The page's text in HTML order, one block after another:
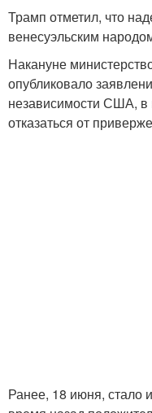
Трамп отметил, что
венесуэльским
Накануне
опубликовало
независимости США, в
отказаться от
Ранее, 18 июня, стало